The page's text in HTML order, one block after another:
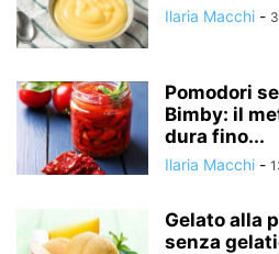
Ilaria Macchi -
Pomodori
Bimby: il
dura fino...
Ilaria Macchi -
Gelato alla
senza